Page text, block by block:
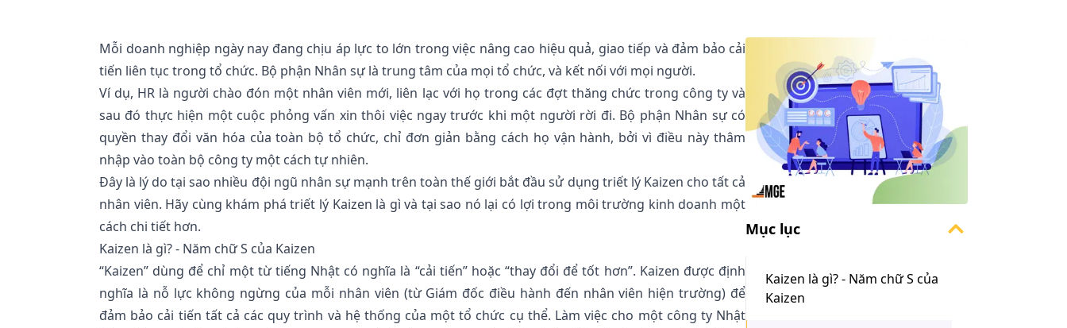
Mỗi doanh nghiệp ngày nay đang chịu áp lực to lớn trong việc nâng cao hiệu quả, giao tiếp và đảm bảo cải
tiến liên tục trong tổ chức. Bộ phận Nhân sự là trung tâm của mọi tổ chức, và kết nối với mọi người.
Ví dụ, HR là người chào đón một nhân viên mới, liên lạc với họ trong các đợt thăng chức trong công ty và
sau đó thực hiện một cuộc phỏng vấn xin thôi việc ngay trước khi một người rời đi. Bộ phận Nhân sự có
quyền thay đổi văn hóa của toàn bộ tổ chức, chỉ đơn giản bằng cách họ vận hành, bởi vì điều này thâm
nhập vào toàn bộ công ty một cách tự nhiên.
Đây là lý do tại sao nhiều đội ngũ nhân sự mạnh trên toàn thế giới bắt đầu sử dụng triết lý Kaizen cho tất cả
nhân viên. Hãy cùng khám phá triết lý Kaizen là gì và tại sao nó lại có lợi trong môi trường kinh doanh một
cách chi tiết hơn.
Kaizen là gì? - Năm chữ S của Kaizen
“Kaizen” dùng để chỉ một từ tiếng Nhật có nghĩa là “cải tiến” hoặc “thay đổi để tốt hơn”. Kaizen được định
nghĩa là nỗ lực không ngừng của mỗi nhân viên (từ Giám đốc điều hành đến nhân viên hiện trường) để
đảm bảo cải tiến tất cả các quy trình và hệ thống của một tổ chức cụ thể. Làm việc cho một công ty Nhật
Mục lục
Kaizen là gì? - Năm chữ S của
Kaizen